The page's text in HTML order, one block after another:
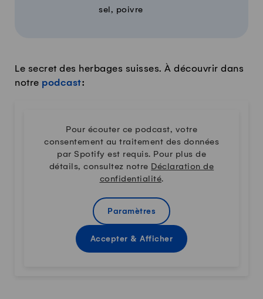
sel, poivre
Le secret des herbages suisses. À découvrir dans
notre podcast:
Pour écouter ce podcast, votre
consentement au traitement des données
par Spotify est requis. Pour plus de
détails, consultez notre Déclaration de
confidentialité.
Paramètres
Accepter & Afficher